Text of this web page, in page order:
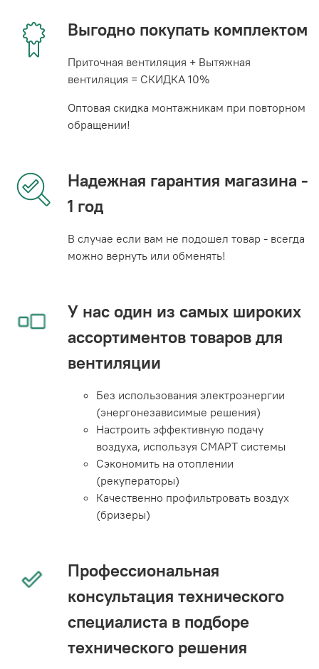
Выгодно покупать комплектом
Приточная вентиляция + Вытяжная
вентиляция = СКИДКА 10%
Оптовая скидка монтажникам при повторном
обращении!
Надежная гарантия магазина -
1 год
В случае если вам не подошел товар - всегда
можно вернуть или обменять!
У нас один из самых широких
ассортиментов товаров для
вентиляции
Без использования электроэнергии
(энергонезависимые решения)
Настроить эффективную подачу
воздуха, используя СМАРТ системы
Сэкономить на отоплении
(рекуператоры)
Качественно профильтровать воздух
(бризеры)
Профессиональная
консультация технического
специалиста в подборе
технического решения